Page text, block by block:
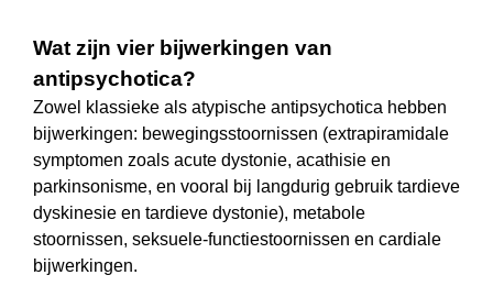
Wat zijn vier bijwerkingen van
antipsychotica?
Zowel klassieke als atypische antipsychotica hebben
bijwerkingen: bewegingsstoornissen (extrapiramidale
symptomen zoals acute dystonie, acathisie en
parkinsonisme, en vooral bij langdurig gebruik tardieve
dyskinesie en tardieve dystonie), metabole
stoornissen, seksuele-functiestoornissen en cardiale
bijwerkingen.